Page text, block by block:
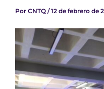
Por CNTQ /12 de febrero de